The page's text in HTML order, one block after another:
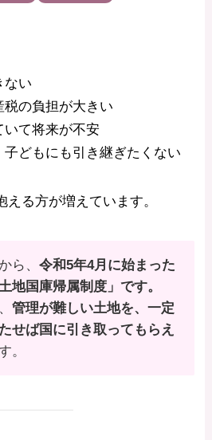
ない
の負担が大きい
いて将来が不安
どもにも引き継ぎたくない
る方が増えています。
ら、 令和5年4月に始まった
地国庫帰属制度」です。
管理が難しい土地を、一定
せば国に引き取ってもらえ
。